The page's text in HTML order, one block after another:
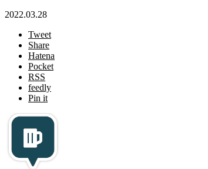
2022.03.28
Tweet
Share
Hatena
Pocket
RSS
feedly
Pin it